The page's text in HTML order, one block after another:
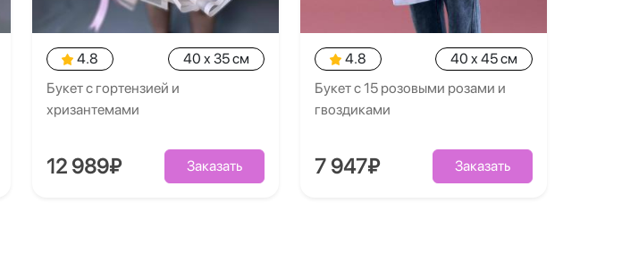
4.8
40 x 35 см
Букет с гортензией и
хризантемами
12 989₽ Заказать
4.8
40 x 45 см
Букет с 15 розовыми розами и
гвоздиками
7 947₽ Заказать